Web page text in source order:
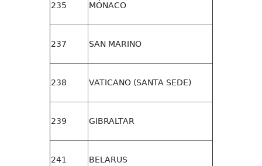
235 MÓNACO
237 SAN MARINO
238 VATICANO (SANTA SEDE)
239 GIBRALTAR
241 BELARUS